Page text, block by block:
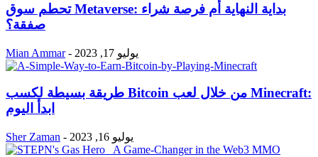
تحطم سوق Metaverse: بداية النهاية أم فرصة شراء
صفقة؟
Mian Ammar - يوليو 17, 2023
طريقة بسيطة لكسب Bitcoin من خلال لعب Minecraft:
ابدأ اليوم
Sher Zaman - يوليو 16, 2023